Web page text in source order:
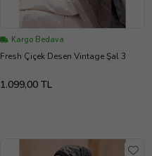
Kargo Bedava
Fresh Çiçek Desen Vintage Şal 3
1.099,00 TL